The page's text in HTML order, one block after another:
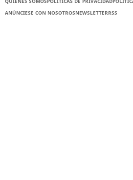
ANÚNCIESE CON NOSOTROSNEWSLETTERRSS